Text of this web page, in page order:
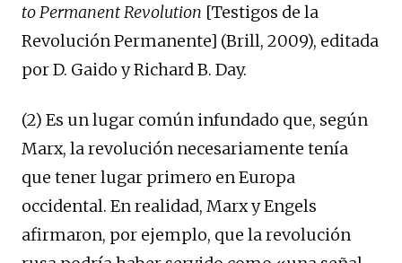
to Permanent Revolution [Testigos de la
Revolución Permanente] (Brill, 2009), editada
por D. Gaido y Richard B. Day.
(2) Es un lugar común infundado que, según
Marx, la revolución necesariamente tenía
que tener lugar primero en Europa
occidental. En realidad, Marx y Engels
afirmaron, por ejemplo, que la revolución